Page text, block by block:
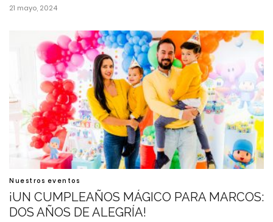
21 mayo, 2024
Nuestros eventos
¡UN CUMPLEAÑOS MÁGICO PARA MARCOS:
DOS AÑOS DE ALEGRÍA!